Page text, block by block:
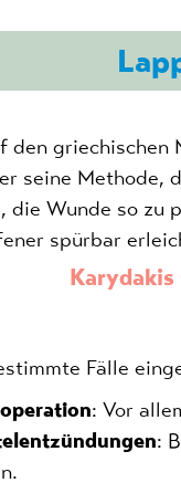
den
seine Methode,
die Wunde so
spürbar
Karydakis
Fälle
: Vor
: